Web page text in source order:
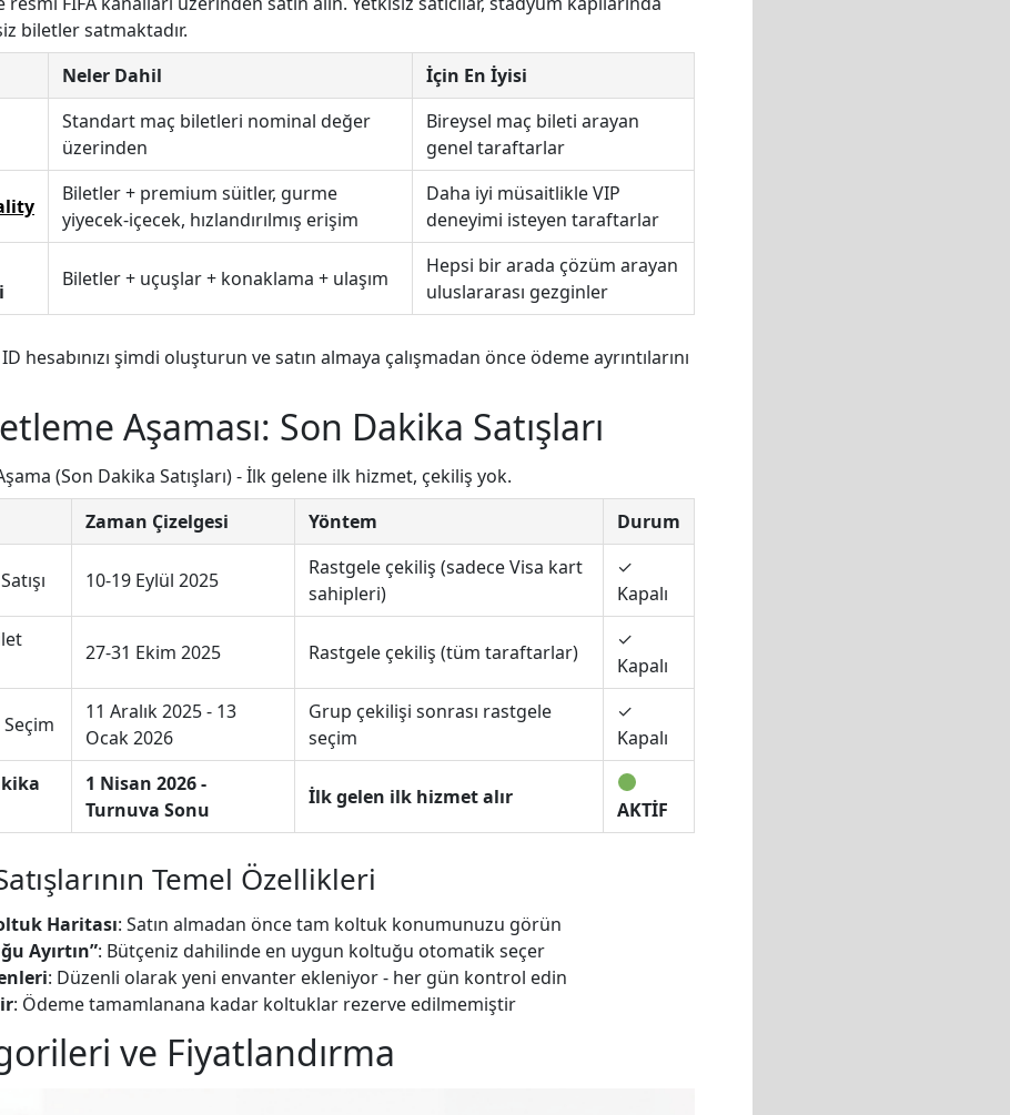
biletler satmaktadır.
Neler Dahil İçin En İyisi
Standart maç biletleri nominal değer
üzerinden
Bireysel maç bileti arayan
genel taraftarlar
Biletler + premium süitler, gurme
yiyecek-içecek, hızlandırılmış erişim
Daha iyi müsaitlikle VIP
deneyimi isteyen taraftarlar
Biletler + uçuşlar + konaklama + ulaşım
Hepsi bir arada çözüm arayan
uluslararası gezginler
ID hesabınızı şimdi oluşturun ve satın almaya çalışmadan önce ödeme ayrıntılarını
Aşaması: Son Dakika Satışları
(Son Dakika Satışları) - İlk gelene ilk hizmet, çekiliş yok.
Zaman Çizelgesi Yöntem Durum
10-19 Eylül 2025
Rastgele çekiliş (sadece Visa kart
sahipleri)
✓
Kapalı
27-31 Ekim 2025 Rastgele çekiliş (tüm taraftarlar)
✓
Kapalı
11 Aralık 2025 - 13
Ocak 2026
Grup çekilişi sonrası rastgele
seçim
✓
Kapalı
1 Nisan 2026 -
Turnuva Sonu
İlk gelen ilk hizmet alır
AKTİF
Temel Özellikleri
Haritası: Satın almadan önce tam koltuk konumunuzu görün
Ayırtın”: Bütçeniz dahilinde en uygun koltuğu otomatik seçer
: Düzenli olarak yeni envanter ekleniyor - her gün kontrol edin
: Ödeme tamamlanana kadar koltuklar rezerve edilmemiştir
ve Fiyatlandırma